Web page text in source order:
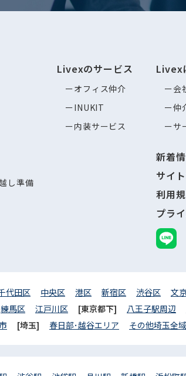
し準備
Livexのサービス
オフィス仲介
INUKIT
内装サービス
Livex
会
仲
サ
新着
サイ
利用
プラ
代田区 中央区 港区 新宿区 渋谷区 文
練馬区 江戸川区 [東京都下] 八王子駅周辺
[埼玉] 春日部･越谷エリア その他埼玉全域